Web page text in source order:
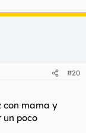
#20
con mama y
un poco